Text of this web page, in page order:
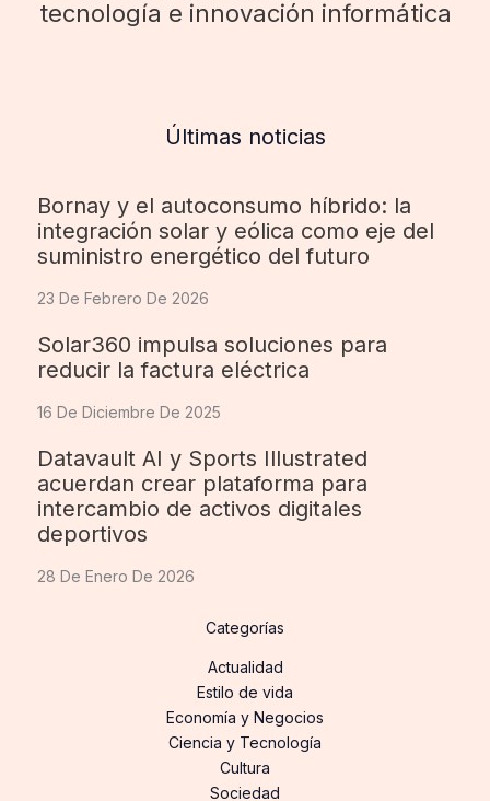
tecnología e innovación informática
Últimas noticias
Bornay y el autoconsumo híbrido: la
integración solar y eólica como eje del
suministro energético del futuro
23 De Febrero De 2026
Solar360 impulsa soluciones para
reducir la factura eléctrica
16 De Diciembre De 2025
Datavault AI y Sports Illustrated
acuerdan crear plataforma para
intercambio de activos digitales
deportivos
28 De Enero De 2026
Categorías
Actualidad
Estilo de vida
Economía y Negocios
Ciencia y Tecnología
Cultura
Sociedad